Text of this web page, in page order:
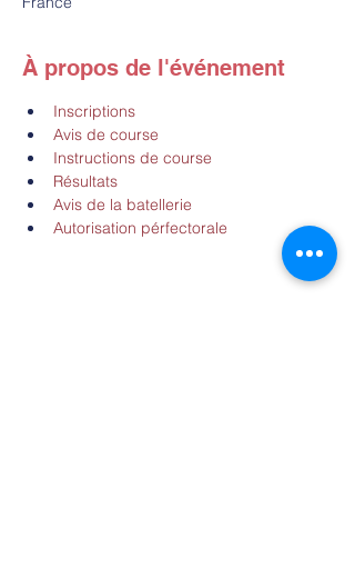
À propos de l'événement
Inscriptions
Avis de course
Instructions de course
Résultats
Avis de la batellerie
Autorisation pérfectorale